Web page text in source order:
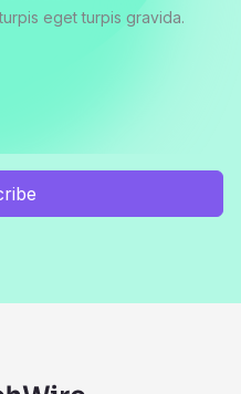
eget turpis gravida.